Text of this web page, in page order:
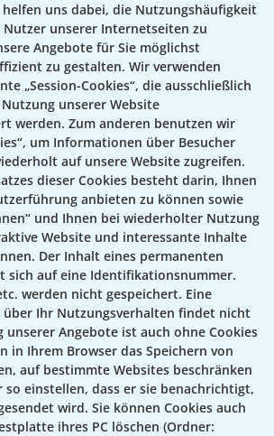
helfen uns dabei, die Nutzungshäufigkeit
Nutzer unserer Internetseiten zu
Angebote für Sie möglichst
zu gestalten. Wir verwenden
„Session-Cookies“, die ausschließlich
unserer Website
werden. Zum anderen benutzen wir
um Informationen über Besucher
auf unsere Website zugreifen.
dieser Cookies besteht darin, Ihnen
anbieten zu können sowie
und Ihnen bei wiederholter Nutzung
Website und interessante Inhalte
Der Inhalt eines permanenten
sich auf eine Identifikationsnummer.
werden nicht gespeichert. Eine
Ihr Nutzungsverhalten findet nicht
Angebote ist auch ohne Cookies
in Ihrem Browser das Speichern von
auf bestimmte Websites beschränken
so einstellen, dass er sie benachrichtigt,
wird. Sie können Cookies auch
ihres PC löschen (Ordner: